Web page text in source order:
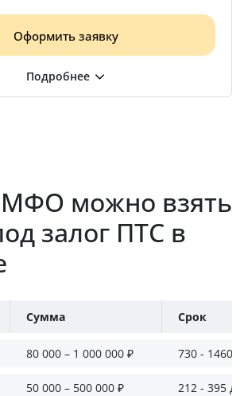
Оформить заявку
МФО можно взять
залог ПТС в
Сумма Срок
80 000 – 1 000 000 ₽ 730 - 1460
50 000 – 500 000 ₽ 212 - 395